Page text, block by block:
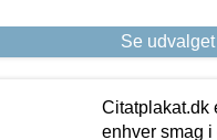
Se
Citatplakat.dk
enhver smag